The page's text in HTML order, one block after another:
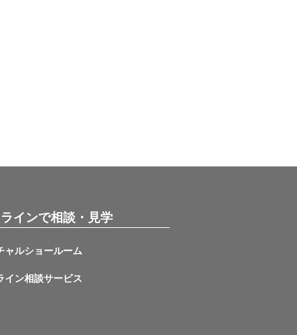
インで相談・見学
ャルショールーム
イン相談サービス